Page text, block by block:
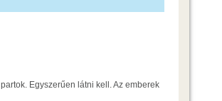
Egyszerűen látni kell. Az emberek